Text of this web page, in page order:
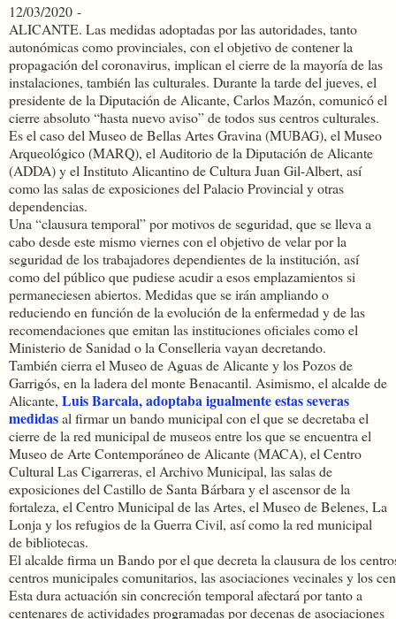
12/03/2020 -
ALICANTE. Las medidas adoptadas por las autoridades, tanto
autonómicas como provinciales, con el objetivo de contener la
propagación del coronavirus, implican el cierre de la mayoría de las
instalaciones, también las culturales. Durante la tarde del jueves, el
presidente de la Diputación de Alicante, Carlos Mazón, comunicó el
cierre absoluto “hasta nuevo aviso” de todos sus centros culturales.
Es el caso del Museo de Bellas Artes Gravina (MUBAG), el Museo
Arqueológico (MARQ), el Auditorio de la Diputación de Alicante
(ADDA) y el Instituto Alicantino de Cultura Juan Gil-Albert, así
como las salas de exposiciones del Palacio Provincial y otras
dependencias.
Una “clausura temporal” por motivos de seguridad, que se lleva a
cabo desde este mismo viernes con el objetivo de velar por la
seguridad de los trabajadores dependientes de la institución, así
como del público que pudiese acudir a esos emplazamientos si
permaneciesen abiertos. Medidas que se irán ampliando o
reduciendo en función de la evolución de la enfermedad y de las
recomendaciones que emitan las instituciones oficiales como el
Ministerio de Sanidad o la Conselleria vayan decretando.
También cierra el Museo de Aguas de Alicante y los Pozos de
Garrigós, en la ladera del monte Benacantil. Asimismo, el alcalde de
Alicante, Luis Barcala, adoptaba igualmente estas severas
medidasal firmar un bando municipal con el que se decretaba el
cierre de la red municipal de museos entre los que se encuentra el
Museo de Arte Contemporáneo de Alicante (MACA), el Centro
Cultural Las Cigarreras, el Archivo Municipal, las salas de
exposiciones del Castillo de Santa Bárbara y el ascensor de la
fortaleza, el Centro Municipal de las Artes, el Museo de Belenes, La
Lonja y los refugios de la Guerra Civil, así como la red municipal
de bibliotecas.
El alcalde firma un Bando por el que decreta la clausura de los
centros municipales comunitarios, las asociaciones vecinales y los
Esta dura actuación sin concreción temporal afectará por tanto a
centenares de actividades programadas por decenas de asociaciones